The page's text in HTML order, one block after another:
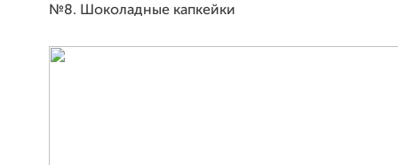
№8. Шоколадные капкейки